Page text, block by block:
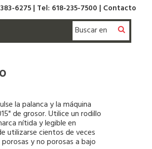
6275 | Tel: 618-235-7500 | Contacto
la palanca y la máquina
de grosor. Utilice un rodillo
nítida y legible en
utilizarse cientos de veces
y no porosas a bajo